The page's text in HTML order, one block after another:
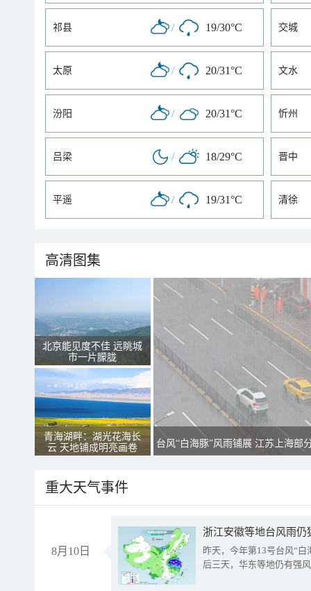
祁县 / 19/30°C 交城
太原 / 20/31°C 文水
汾阳 / 20/31°C 忻州
吕梁 / 18/29°C 晋中
平遥 / 19/31°C 清徐
高清图集
北京能见度不佳 远眺城
市一片朦胧
青海湖畔：湖光花海长
云 天地铺成明亮画卷
台风“白海豚”风雨铺展 江苏上海部
重大天气事件
8月10日
浙江安徽等地台风雨
昨天，今年第13号台风“
后三天，华东等地仍有强